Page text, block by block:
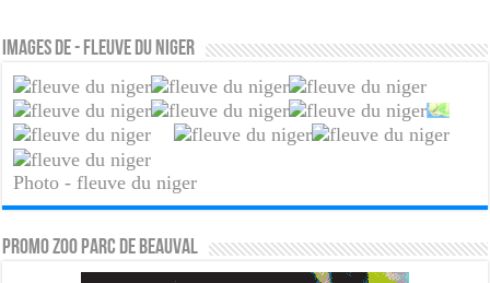
Images de - fleuve du niger
Photo - fleuve du niger
PROMO ZOO PARC DE BEAUVAL